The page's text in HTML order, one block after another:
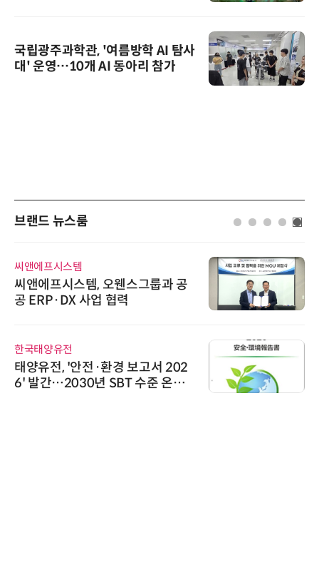
국립광주과학관, '여름방학 AI 탐사
대' 운영…10개 AI 동아리 참가
브랜드 뉴스룸
씨앤에프시스템
씨앤에프시스템, 오웬스그룹과 공
공 ERP·DX 사업 협력
한국태양유전
태양유전, '안전·환경 보고서 202
6' 발간…2030년 SBT 수준 온실